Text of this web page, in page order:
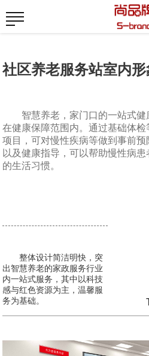
社区养老服务站室内
智慧养老，家门口的一站式健
在健康保障范围内。通过基础体
项目，可对慢性疾病等做到事前
以及健康指导，可以帮助慢性病
的生活习惯。
整体设计简洁明快，突
出智慧养老的家政服务行业
内一站式服务，其中以科技
感与红色资源为主，温馨服
务为基础。